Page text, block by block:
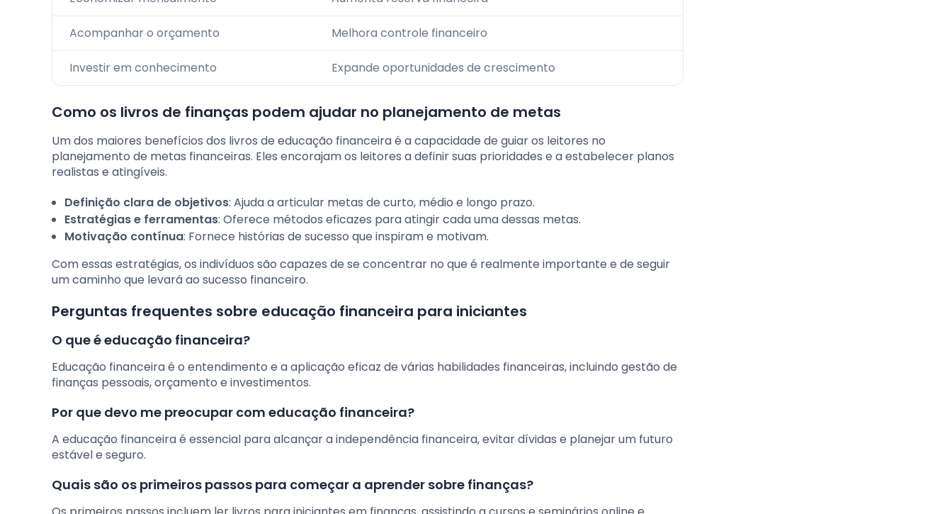
Acompanhar o orçamento Melhora controle financeiro
Investir em conhecimento Expande oportunidades de crescimento
Como os livros de finanças podem ajudar no planejamento de metas
Um dos maiores benefícios dos livros de educação financeira é a capacidade de guiar os leitores no
planejamento de metas financeiras. Eles encorajam os leitores a definir suas prioridades e a estabelecer planos
realistas e atingíveis.
Definição clara de objetivos: Ajuda a articular metas de curto, médio e longo prazo.
Estratégias e ferramentas: Oferece métodos eficazes para atingir cada uma dessas metas.
Motivação contínua: Fornece histórias de sucesso que inspiram e motivam.
Com essas estratégias, os indivíduos são capazes de se concentrar no que é realmente importante e de seguir
um caminho que levará ao sucesso financeiro.
Perguntas frequentes sobre educação financeira para iniciantes
O que é educação financeira?
Educação financeira é o entendimento e a aplicação eficaz de várias habilidades financeiras, incluindo gestão de
finanças pessoais, orçamento e investimentos.
Por que devo me preocupar com educação financeira?
A educação financeira é essencial para alcançar a independência financeira, evitar dívidas e planejar um futuro
estável e seguro.
Quais são os primeiros passos para começar a aprender sobre finanças?